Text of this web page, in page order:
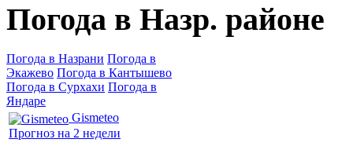
Погода в Назр. районе
Погода в Назрани Погода в
Экажево Погода в Кантышево
Погода в Сурхахи Погода в
Яндаре
Gismeteo
Прогноз на 2 недели